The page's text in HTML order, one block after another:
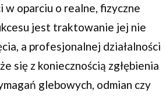
w oparciu o realne, fizyczne
jest traktowanie jej nie
a profesjonalnej działalności
się z koniecznością zgłębienia
glebowych, odmian czy